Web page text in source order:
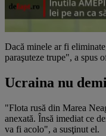
Dacă minele ar fi
paraşuteze trupe", a spus
Ucraina nu
"Flota rusă din Marea
anexată. Însă imediat ce
va fi acolo", a susţinut el.